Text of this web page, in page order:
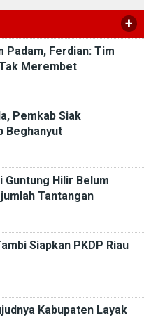
+
Padam, Ferdian: Tim
Merembet
Pemkab Siak
Beghanyut
Guntung Hilir Belum
Tantangan
Siapkan PKDP Riau
Kabupaten Layak